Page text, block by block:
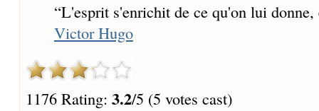
“L'esprit s'enrichit de ce qu'on lui
Victor Hugo
1176 Rating: 3.2/5 (5 votes cast)